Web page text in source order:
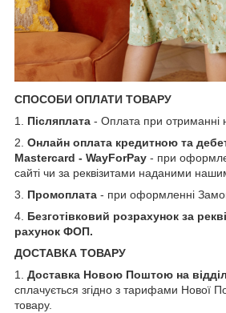
СПОСОБИ ОПЛАТИ ТОВАРУ
1. Післяплата - Оплата при отриманні
2. Онлайн оплата кредитною та
Mastercard - WayForPay - при
сайті чи за реквізитами наданими
3. Промоплата - при оформленні
4. Безготівковий розрахунок за
рахунок ФОП.
ДОСТАВКА ТОВАРУ
1.
Доставка Новою Поштою на
сплачується згідно з тарифами Нової
товару.